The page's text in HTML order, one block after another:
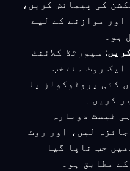
کی پیمائش کریں،
اور موازنے کے لیے
ہو۔
: سپورٹڈ کلائنٹ
ایک روٹ منتخب
کئی پروٹوکولز یا
کریں۔
ٹیسٹ دوبارہ
لیں، اور روٹ
جب ناپا گیا
مطابق ہو۔